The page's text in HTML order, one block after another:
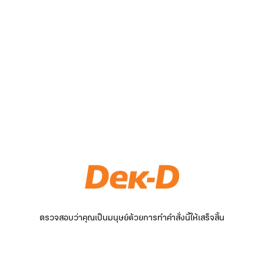
ตรวจสอบว่าคุณเป็นมนุษย์ด้วยการทำคำสั่งนี้ให้เสร็จสิ้น